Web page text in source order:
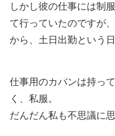
しかし彼の仕事には制
て行っていたのですが
から、土日出勤という
仕事用のカバンは持っ
く、私服。
だんだん私も不思議に